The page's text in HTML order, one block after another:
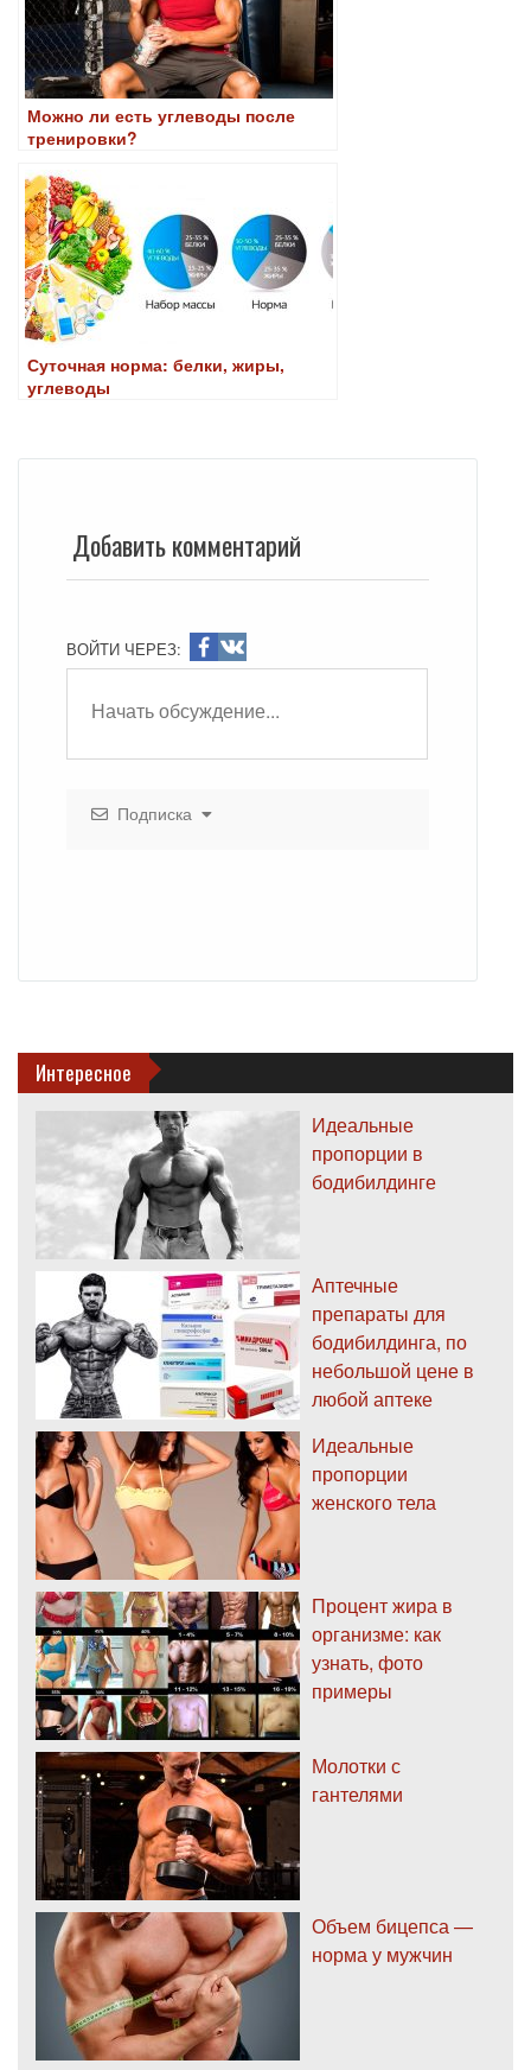
Можно ли есть углеводы после
тренировки?
Суточная норма: белки, жиры,
углеводы
Добавить комментарий
ВОЙТИ ЧЕРЕЗ:
Подписка
Интересное
Идеальные
пропорции в
бодибилдинге
Аптечные
препараты для
бодибилдинга, по
небольшой цене в
любой аптеке
Идеальные
пропорции
женского тела
Процент жира в
организме: как
узнать, фото
примеры
Молотки с
гантелями
Объем бицепса —
норма у мужчин